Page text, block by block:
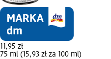
11,95 zł
75 ml (15,93 zł za 100 ml)